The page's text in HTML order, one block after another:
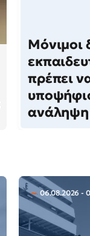
Μόνιμοι
πρέπει
ανάληψη
06.08.2026 -